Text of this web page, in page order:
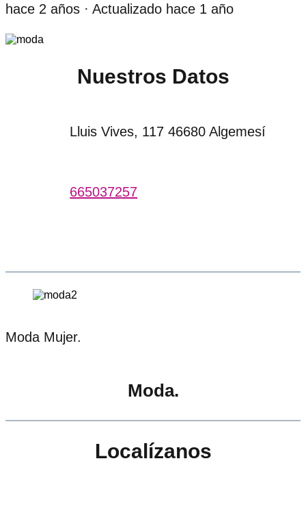
hace 2 años · Actualizado hace 1 año
Nuestros Datos
Lluis Vives, 117 46680 Algemesí
665037257
Moda Mujer.
Moda.
Localízanos